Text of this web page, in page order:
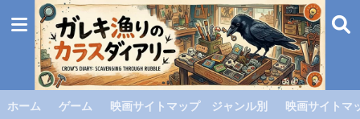
ホーム ゲーム 映画サイトマップ ジャンル別 映画サイト